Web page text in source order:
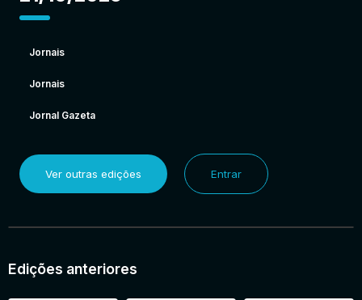
Jornais
Jornais
Jornal Gazeta
Ver outras edições Entrar
Edições anteriores